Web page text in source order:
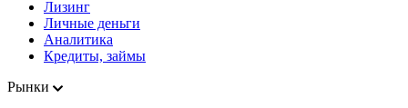
Лизинг
Личные деньги
Аналитика
Кредиты, займы
Рынки